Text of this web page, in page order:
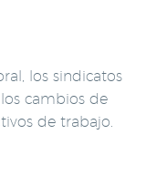
los sindicatos
cambios de
de trabajo.